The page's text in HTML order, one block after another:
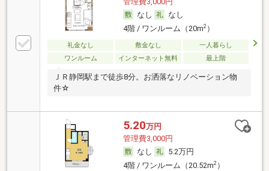
なし
なし
4階 / ワンルーム（20m2）
礼金なし 敷金なし
一人暮らし
ワンルーム
インターネット無料 最上階
ＪＲ静岡駅まで徒歩8分。お洒落なリノベーション物
件☆
5.20万円
管理費3,000円
なし
5.2万円
4階 / ワンルーム（20.52m2）